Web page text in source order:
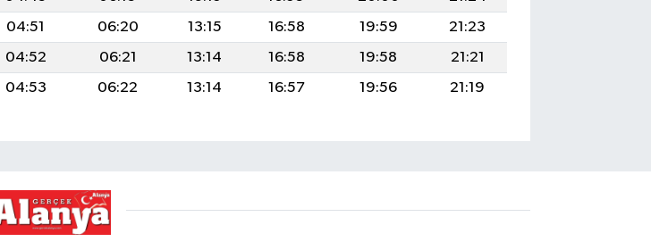
04:51 06:20 13:15 16:58 19:59
21:23
04:52 06:21 13:14 16:58 19:58
21:21
04:53 06:22 13:14 16:57 19:56 21:19